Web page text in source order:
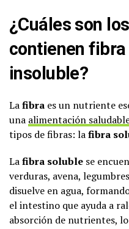
¿Cuáles son
contienen
insoluble?
Lafibra es un nutriente
una alimentación
tipos de fibras: lafibra
Lafibra soluble se
verduras, avena,
disuelve en agua,
el intestino que ayuda a
absorción de nutrientes,